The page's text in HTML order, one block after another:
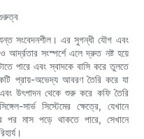
সংবেদনশীল। এর সুগন্ধী যৌগ এবং
আর্দ্রতার সংস্পর্শে এলে দ্রুত নষ্ট হয়ে
পারে এবং স্বাদকে বাসি করে তুলতে
প্রায়-অভেদ্য আবরণ তৈরি করে যা
উৎপাদন থেকে শুরু করে কফি তৈরি
সার্ভ সিস্টেমের ক্ষেত্রে, যেখানে
পর মাস পড়ে থাকতে পারে, সেখানে